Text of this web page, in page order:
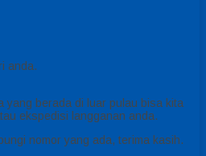
anda.
yang berada di luar pulau bisa kita
ekspedisi langganan anda.
nomor yang ada, terima kasih.